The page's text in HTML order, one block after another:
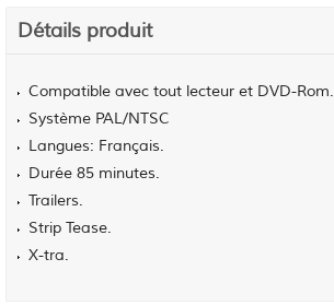
Détails produit
Compatible avec tout lecteur et DVD-Rom.
Système PAL/NTSC
Langues: Français.
Durée 85 minutes.
Trailers.
Strip Tease.
X-tra.